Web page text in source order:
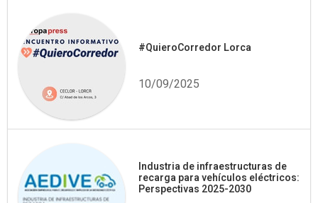
#QuieroCorredor Lorca
10/09/2025
Industria de infraestructuras de
recarga para vehículos eléctricos:
Perspectivas 2025-2030